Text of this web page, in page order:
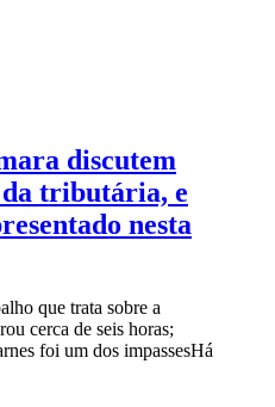
discutem
tributária, e
nesta
que trata sobre a
cerca de seis horas;
foi um dos impassesHá